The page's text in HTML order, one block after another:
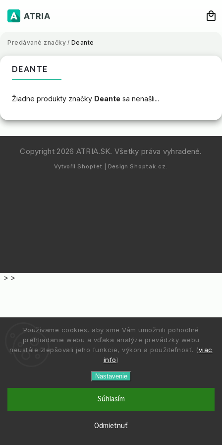
Používame cookies, aby sme Vám umožnili pohodlné
prehliadanie webu a vďaka analýze prevádzky webu
neustále zlepšovali jeho funkcie, výkon a použiteľnosť. (viac
info)
Nastavenie
Odmietnuť
Súhlasím
Predávané značky / Deante
DEANTE
Žiadne produkty značky Deante sa nenašli...
Copyright 2026 ATRIA.SK. Všetky práva vyhradené.
Vytvořil Shoptet | Design Shoptak.cz.
> >